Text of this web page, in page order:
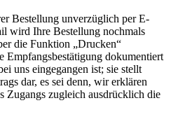
Bestellung unverzüglich per E-
wird Ihre Bestellung nochmals
die Funktion „Drucken“
Empfangsbestätigung dokumentiert
uns eingegangen ist; sie stellt
dar, es sei denn, wir erklären
Zugangs zugleich ausdrücklich die